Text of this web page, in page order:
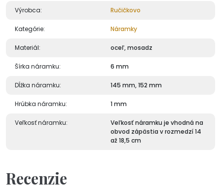
Výrobca: Ručičkovo
Kategórie: Náramky
Materiál: oceľ, mosadz
Šírka náramku: 6 mm
Dĺžka náramku: 145 mm, 152 mm
Hrúbka náramku: 1 mm
Veľkosť náramku:
Veľkosť náramku je vhodná na
obvod zápästia v rozmedzí 14
až 18,5 cm
Recenzie